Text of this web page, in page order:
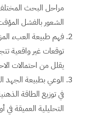
مراحل البحث
الشعور بالفشل
فهم طبيعة العبء
توقعات غير واقعية
يقلل من احتمالات
الوعي بطبيعة الجهد
في توزيع الطاقة
التحليلية العميقة في